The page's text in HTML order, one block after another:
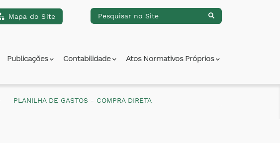
Mapa do Site
Publicações Contabilidade Atos Normativos Próprios
PLANILHA DE GASTOS - COMPRA DIRETA